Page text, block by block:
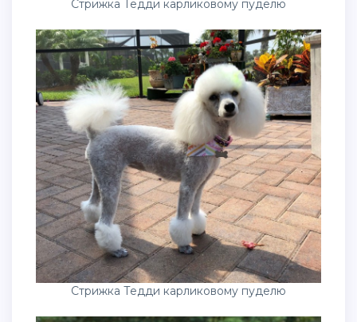
Стрижка Тедди карликовому пуделю
Стрижка Тедди карликовому пуделю